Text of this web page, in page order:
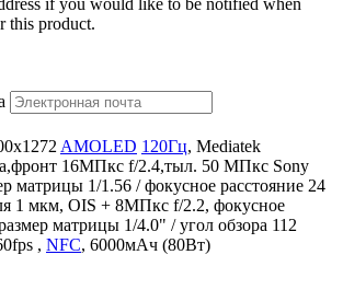
if you would like to be notified when
this product.
AMOLED 120Гц, Mediatek
16МПкс f/2.4,тыл. 50 МПкс Sony
матрицы 1/1.56 / фокусное расстояние 24
1 мкм, OIS + 8МПкс f/2.2, фокусное
матрицы 1/4.0" / угол обзора 112
, NFC, 6000мАч (80Вт)